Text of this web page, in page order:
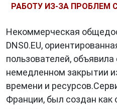
РАБОТУ ИЗ-ЗА ПРОБЛЕМ
Некоммерческая
DNS0.EU,
пользователей,
немедленном закрытии
времени и
Франции, был создан как